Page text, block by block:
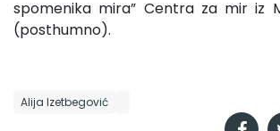
spomenika mira” Centra za mir iz
(posthumno).
Alija Izetbegović